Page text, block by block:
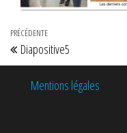
Navigation de
Article précédent
PRÉCÉDENTE
Diapositive5
Mentions légales